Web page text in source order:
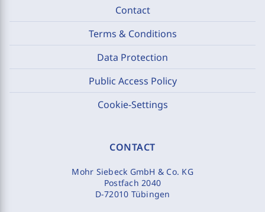
Contact
Terms & Conditions
Data Protection
Public Access Policy
Cookie-Settings
CONTACT
Mohr Siebeck GmbH & Co. KG
Postfach 2040
D-72010 Tübingen